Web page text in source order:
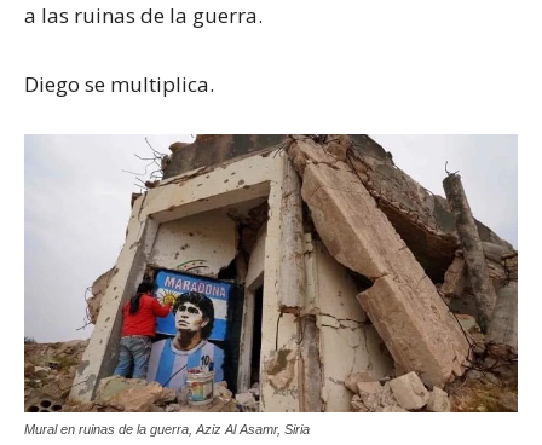
a las ruinas de la guerra.
Diego se multiplica.
Mural en ruinas de la guerra, Aziz Al Asamr, Siria